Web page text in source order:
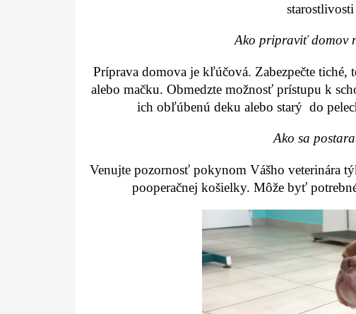
Ako pripraviť domov
Príprava domova je kľúčová. Zabezpečte tiché,
alebo mačku. Obmedzte možnosť prístupu k
ich obľúbenú deku alebo starý do
Ako sa
Venujte pozornosť pokynom Vášho veterinára
pooperačnej košielky. Môže byť